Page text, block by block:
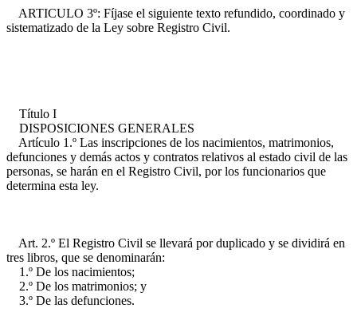
ARTICULO 3º: Fíjase el siguiente texto refundido, coordinado y
sistematizado de la Ley sobre Registro Civil.
Título I
DISPOSICIONES GENERALES
Artículo 1.º Las inscripciones de los nacimientos, matrimonios,
defunciones y demás actos y contratos relativos al estado civil de las
personas, se harán en el Registro Civil, por los funcionarios que
determina esta ley.
Art. 2.º El Registro Civil se llevará por duplicado y se dividirá en
tres libros, que se denominarán:
1.º De los nacimientos;
2.º De los matrimonios; y
3.º De las defunciones.